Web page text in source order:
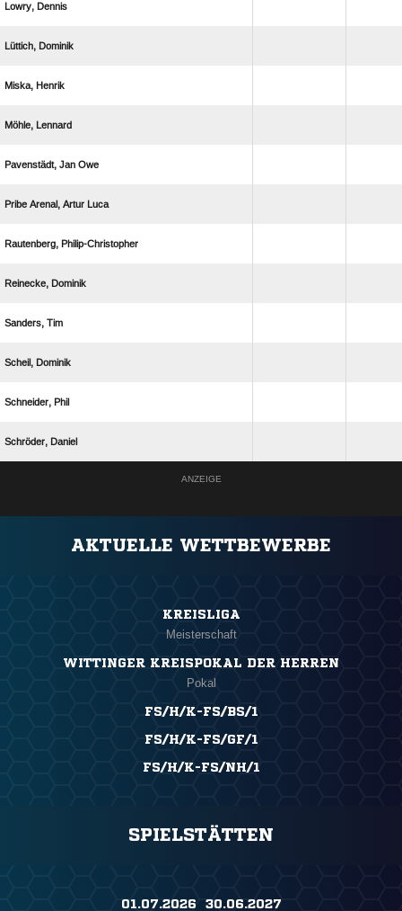
 
 
 
 
  
   
 
 
 
 
 
 
ANZEIGE
AKTUELLE WETTBEWERBE
KREISLIGA
Meisterschaft
WITTINGER KREISPOKAL DER HERREN
Pokal
FS/H/K-FS/BS/1
FS/H/K-FS/GF/1
FS/H/K-FS/NH/1
SPIELSTÄTTEN
01.07.2026 ​ 30.06.2027